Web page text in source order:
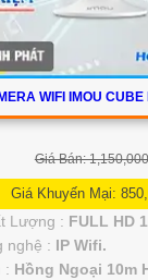
WIFI IMOU CUBE
Giá Bán:
Giá Khuyến Mại:
Lượng : FULL HD
nghệ : IP Wifi.
: Hồng Ngoại 10m